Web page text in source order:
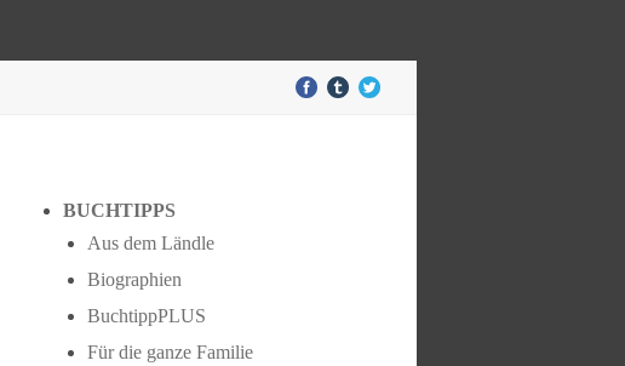
BUCHTIPPS
Aus dem Ländle
Biographien
BuchtippPLUS
Für die ganze Familie